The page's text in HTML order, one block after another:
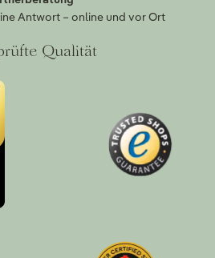
Antwort – online und vor Ort
Qualität